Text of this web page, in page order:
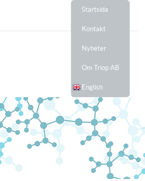
Startsida
Kontakt
Nyheter
Om Triop AB
English